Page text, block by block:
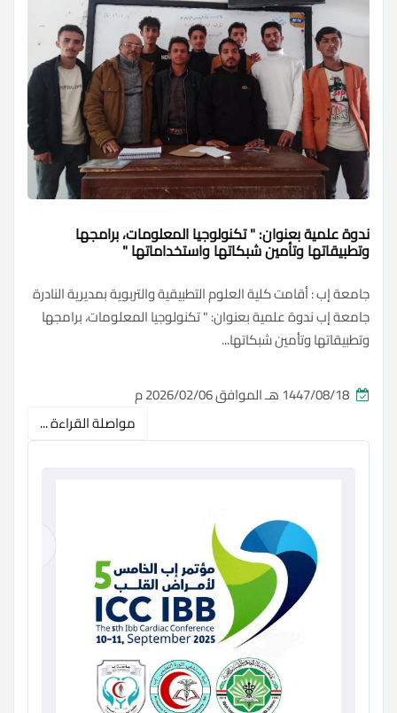
ندوة علمية بعنوان: " تكنولوجيا المعلومات، برامجها
وتطبيقاتها وتأمين شبكاتها واستخداماتها "
جامعة إب : أقامت كلية العلوم التطبيقية والتربوية بمديرية النادرة
جامعة إب ندوة علمية بعنوان: " تكنولوجيا المعلومات، برامجها
وتطبيقاتها وتأمين شبكاتها...
مواصلة القراءة ...